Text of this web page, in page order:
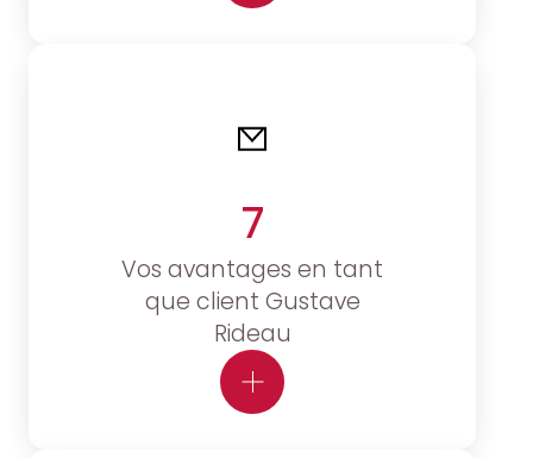
7
Vos avantages en tant
que client Gustave
Rideau